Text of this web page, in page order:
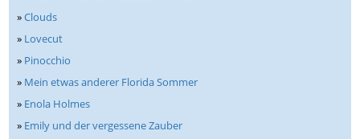
»Clouds
» Lovecut
» Pinocchio
» Mein etwas anderer Florida Sommer
» Enola Holmes
» Emily und der vergessene Zauber